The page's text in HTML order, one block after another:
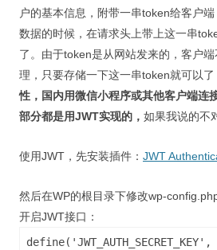
户的基本信息，附带一串token给客户
数据的时候，在请求头上带上这一串
了。由于token是从网站发来的，客户
理，只要存储一下这一串token就可以了
性，国内用微信小程序或其他客户端连
部分都是用JWT实现的， 如果我说的不
使用JWT，先安装插件： JWT
然后在WP的根目录下修改wp-
开启JWT接口：